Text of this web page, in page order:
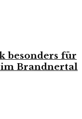
besonders für
Brandnertal